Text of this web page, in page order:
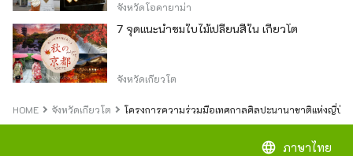
จังหวัดโอคายาม่า
7 จุดแนะนำชมใบไม้เปลี่ยนสีใน เกียวโต
จังหวัดเกียวโต
HOME จังหวัดเกียวโต โครงการความร่วมมือเทศกาลศิลปะนานาชาติแห่งญี่ปุ่น
language ภาษาไทย